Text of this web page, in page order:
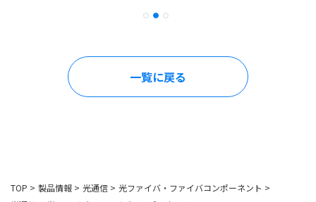
一覧に戻る
TOP > 製品情報 > 光通信 > 光ファイバ・ファイバコンポーネント >